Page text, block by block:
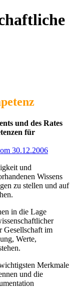
und des Rates
für
30.12.2006
und
Wissens
zu stellen und auf
in die Lage
Gesellschaft im
Werte,
Merkmale
und die